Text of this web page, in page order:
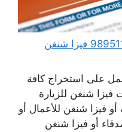
مكتب استخراج فيزا شنغن 98951133 فيزا شنغن
على استخراج كافة
فيزا شنغن للزيارة
أو فيزا شنغن للأعمال أو
أو فيزا شنغن